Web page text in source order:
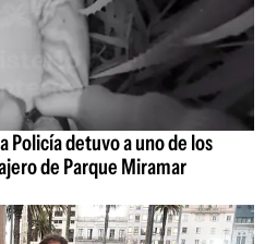
Policía detuvo a uno de los
de Parque Miramar